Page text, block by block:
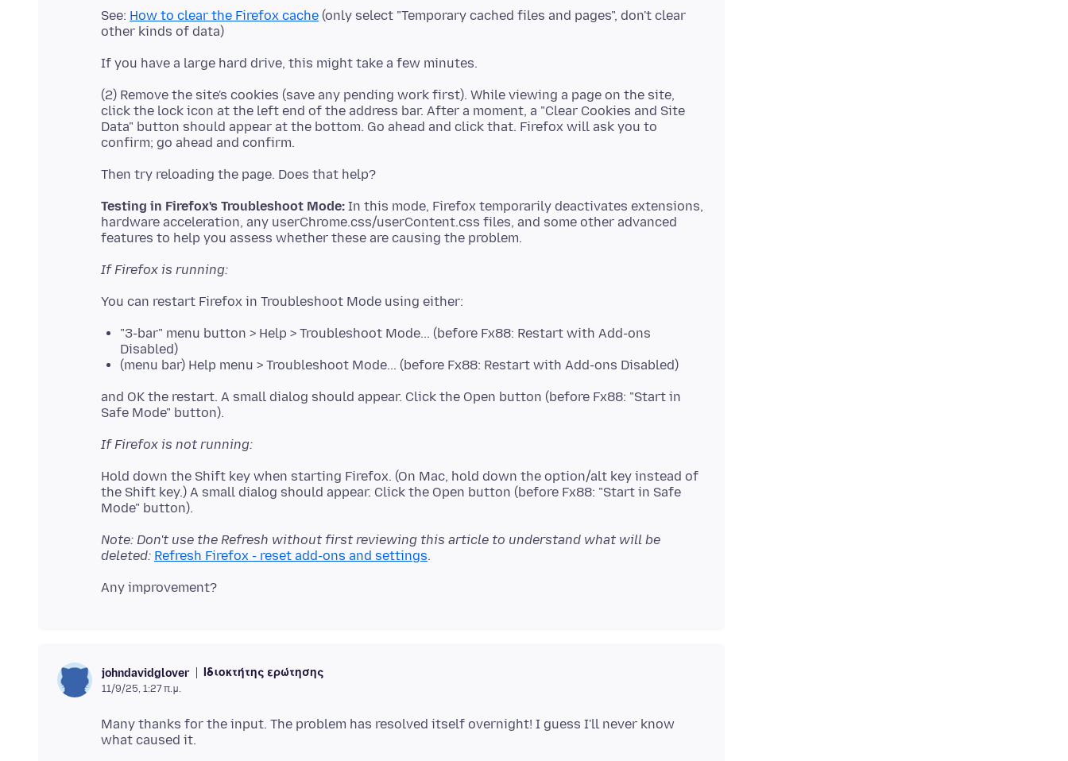
See: How to clear the Firefox cache (only select "Temporary cached files and pages", don't clear
(2) Remove the site's cookies (save any pending work first). While viewing a page on the site,
click the lock icon at the left end of the address bar. After a moment, a "Clear Cookies and Site
Data" button should appear at the bottom. Go ahead and click that. Firefox will ask you to
Testing in Firefox's Troubleshoot Mode: In this mode, Firefox temporarily deactivates extensions,
hardware acceleration, any userChrome.css/userContent.css files, and some other advanced
If Firefox is running:
"3-bar" menu button > Help > Troubleshoot Mode... (before Fx88: Restart with Add-ons
Disabled)
(menu bar) Help menu > Troubleshoot Mode... (before Fx88: Restart with Add-ons Disabled)
and OK the restart. A small dialog should appear. Click the Open button (before Fx88: "Start in
If Firefox is not running:
Hold down the Shift key when starting Firefox. (On Mac, hold down the option/alt key instead of
the Shift key.) A small dialog should appear. Click the Open button (before Fx88: "Start in Safe
Note: Don't use the Refresh without first reviewing this article to understand what will be
deleted: Refresh Firefox - reset add-ons and settings
johndavidglover Ιδιοκτήτης ερώτησης
11/9/25, 1:27 π.μ.
Many thanks for the input. The problem has resolved itself overnight! I guess I'll never know